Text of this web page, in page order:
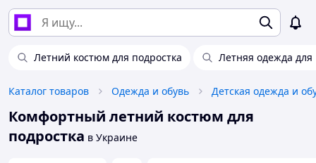
Летний костюм для подростка Летняя одежда для
Каталог товаров Одежда и обувь Детская одежда и
Комфортный летний костюм для
подростка в Украине